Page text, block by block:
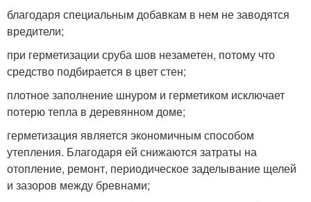
благодаря специальным добавкам в нем не заводятся
вредители;
при герметизации сруба шов незаметен, потому что
средство подбирается в цвет стен;
плотное заполнение шнуром и герметиком исключает
потерю тепла в деревянном доме;
герметизация является экономичным способом
утепления. Благодаря ей снижаются затраты на
отопление, ремонт, периодическое заделывание щелей
и зазоров между бревнами;